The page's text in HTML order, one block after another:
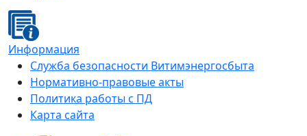
Информация
Служба безопасности Витимэнергосбыта
Нормативно-правовые акты
Политика работы с ПД
Карта сайта